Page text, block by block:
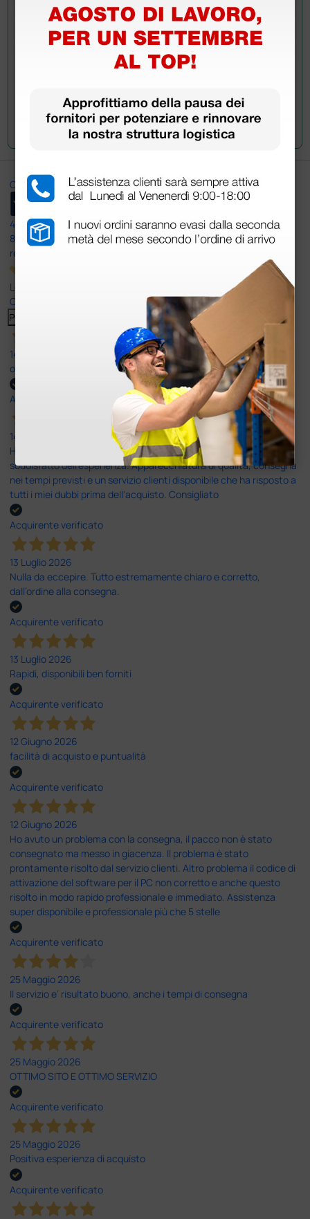
Invia la tua domanda
Ottimo
4,6
/5
8.330
recensioni
Le nostre recensioni a 4 e 5 stelle.
Clicca qui per leggerle tutte >
Precedente
14 Luglio 2026
ottima
Acquirente verificato
14 Luglio 2026
Ho acquistato un ecografo da Doctor Shop e sono rimasto molto
soddisfatto dell'esperienza. Apparecchiatura di qualità, consegna
nei tempi previsti e un servizio clienti disponibile che ha risposto a
tutti i miei dubbi prima dell'acquisto. Consigliato
Acquirente verificato
13 Luglio 2026
Nulla da eccepire. Tutto estremamente chiaro e corretto,
dall’ordine alla consegna.
Acquirente verificato
13 Luglio 2026
Rapidi, disponibili ben forniti
Acquirente verificato
12 Giugno 2026
facilità di acquisto e puntualità
Acquirente verificato
12 Giugno 2026
Ho avuto un problema con la consegna, il pacco non è stato
consegnato ma messo in giacenza. Il problema è stato
prontamente risolto dal servizio clienti. Altro problema il codice di
attivazione del software per il PC non corretto e anche questo
risolto in modo rapido professionale e immediato. Assistenza
super disponibile e professionale più che 5 stelle
Acquirente verificato
25 Maggio 2026
Il servizio e’ risultato buono, anche i tempi di consegna
Acquirente verificato
25 Maggio 2026
OTTIMO SITO E OTTIMO SERVIZIO
Acquirente verificato
25 Maggio 2026
Positiva esperienza di acquisto
Acquirente verificato